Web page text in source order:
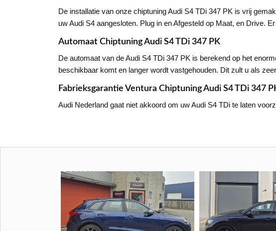
De installatie van onze chiptuning Audi S4 TDi 347 PK is vrij
uw Audi S4 aangesloten. Plug in en Afgesteld op Maat, en Drive.
Automaat Chiptuning Audi S4 TDi 347 PK
De automaat van de Audi S4 TDi 347 PK is berekend op het
beschikbaar komt en langer wordt vastgehouden. Dit zult u als
Fabrieksgarantie Ventura Chiptuning Audi S4 TDi 347
Audi Nederland gaat niet akkoord om uw Audi S4 TDi te laten